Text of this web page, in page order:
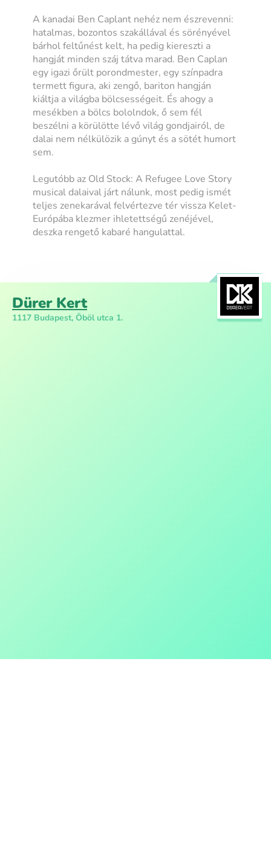
A kanadai Ben Caplant nehéz nem észrevenni:
hatalmas, bozontos szakállával és sörényével
bárhol feltűnést kelt, ha pedig kiereszti a
hangját minden száj tátva marad. Ben Caplan
egy igazi őrült porondmester, egy színpadra
termett figura, aki zengő, bariton hangján
kiáltja a világba bölcsességeit. És ahogy a
mesékben a bölcs bololndok, ő sem fél
beszélni a körülötte lévő világ gondjairól, de
dalai nem nélkülözik a gúnyt és a sötét humort
sem.
Legutóbb az Old Stock: A Refugee Love Story
musical dalaival járt nálunk, most pedig ismét
teljes zenekarával felvértezve tér vissza Kelet-
Európába klezmer ihletettségű zenéjével,
deszka rengető kabaré hangulattal.
Dürer Kert
1117 Budapest, Öböl utca 1.